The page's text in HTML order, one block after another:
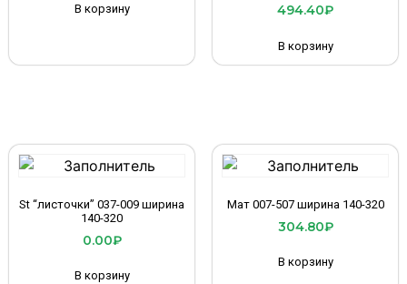
В корзину 494.40₽
В корзину
St “листочки” 037-009 ширина
140-320
0.00₽
В корзину
Мат 007-507 ширина 140-320
304.80₽
В корзину